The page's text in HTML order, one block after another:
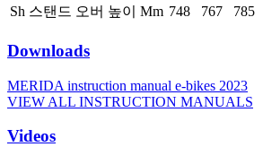
Sh 스탠드 오버 높이 Mm 748 767 785
Downloads
MERIDA instruction manual e-bikes 2023
VIEW ALL INSTRUCTION MANUALS
Videos